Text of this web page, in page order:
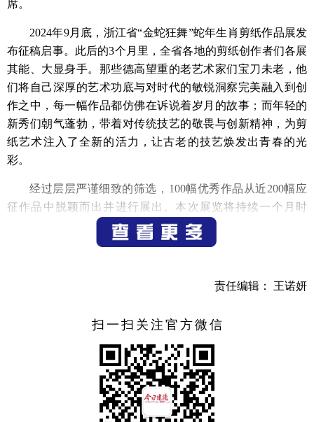
席。
2024年9月底，浙江省“金蛇狂舞”蛇年生肖剪纸作品展发
布征稿启事。此后的3个月里，全省各地的剪纸创作者们各展
其能、大显身手。那些德高望重的老艺术家们宝刀未老，他
们将自己深厚的艺术功底与对时代的敏锐洞察完美融入到创
作之中，每一幅作品都仿佛在诉说着岁月的故事；而年轻的
新秀们朝气蓬勃，带着对传统技艺的敬畏与创新精神，为剪
纸艺术注入了全新的活力，让古老的技艺焕发出青春的光
彩。
经过层层严谨细致的筛选，100幅优秀作品从近200幅应
征作品中脱颖而出并进行展出。本次展览将持续一个月时
间，有兴趣的市民可以前往乾潭镇下梓村观展。
责任编辑： 王诺妍
扫一扫关注官方微信